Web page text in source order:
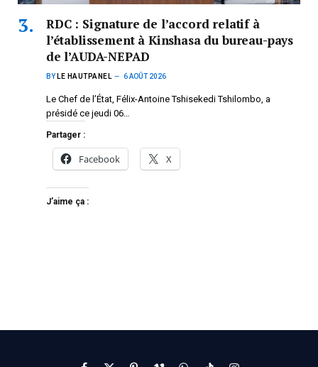
RDC : Signature de l’accord relatif à
l’établissement à Kinshasa du bureau-pays
de l’AUDA-NEPAD
BY LE HAUTPANEL 6 AOÛT 2026
Le Chef de l’État, Félix-Antoine Tshisekedi Tshilombo, a
présidé ce jeudi 06…
Partager :
Facebook X
J’aime ça :